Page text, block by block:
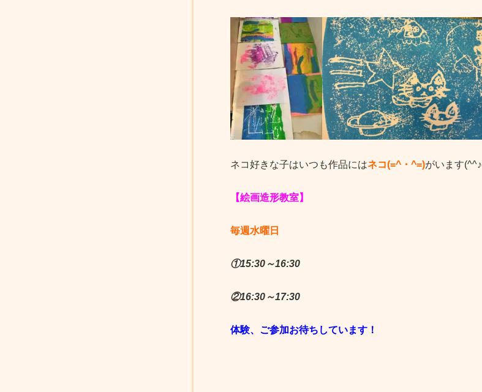
ネコ好きな子はいつも作品にはネコ(=^・^=)がいます(^^♪
【絵画造形教室】
毎週水曜日
①15:30～16:30
②16:30～17:30
体験、ご参加お待ちしています！